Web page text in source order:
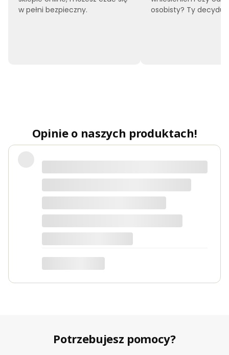
w pełni bezpieczny.
osobisty? Ty
Opinie o naszych produktach!
Polecam
Maciej
BOSTON białe ze stelażem i pojemnikiem Polska
Potrzebujesz pomocy?